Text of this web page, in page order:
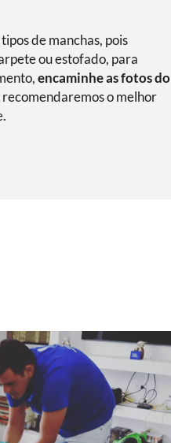
de manchas, pois
ou estofado, para
encaminhe as fotos do
recomendaremos o melhor